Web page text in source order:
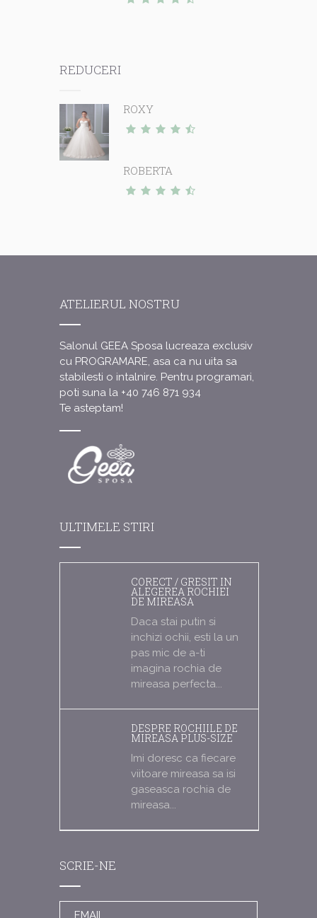
REDUCERI
ROXY
ROBERTA
ATELIERUL NOSTRU
Salonul GEEA Sposa lucreaza exclusiv
cu PROGRAMARE, asa ca nu uita sa
stabilesti o intalnire. Pentru programari,
poti suna la +40 746 871 934
Te asteptam!
ULTIMELE STIRI
CORECT / GRESIT IN
ALEGEREA ROCHIEI
DE MIREASA
Daca stai putin si
inchizi ochii, esti la un
pas mic de a-ti
imagina rochia de
mireasa perfecta...
DESPRE ROCHIILE DE
MIREASA PLUS-SIZE
Imi doresc ca fiecare
viitoare mireasa sa isi
gaseasca rochia de
mireasa...
SCRIE-NE